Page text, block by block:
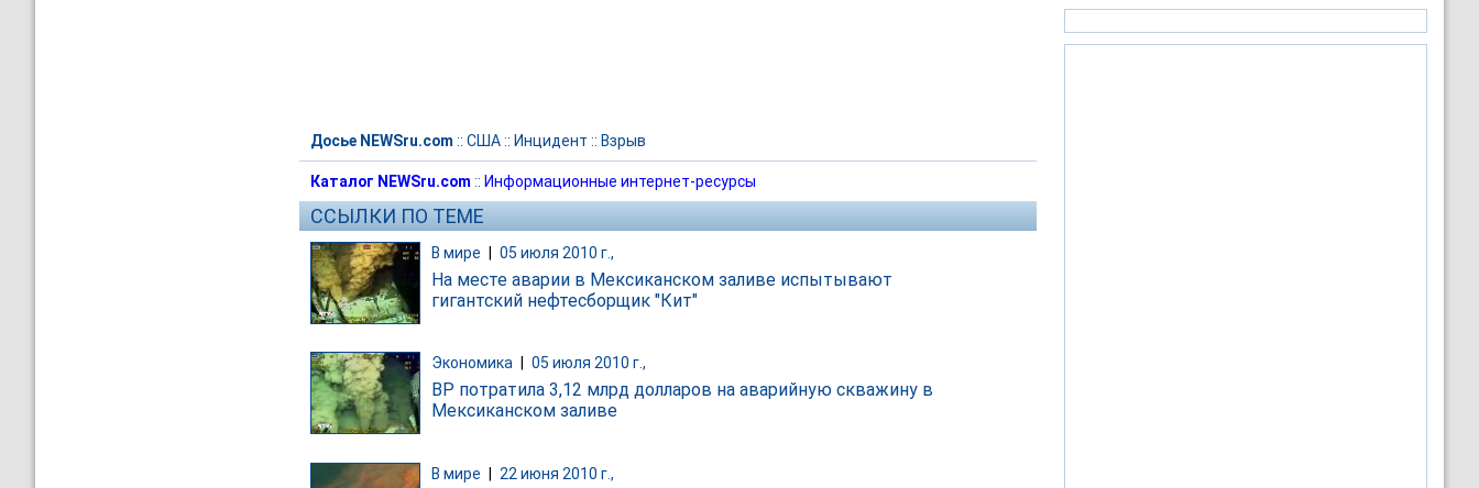
Досье NEWSru.com :: США:: Инцидент :: Взрыв
Каталог NEWSru.com :: Информационные интернет-ресурсы
ССЫЛКИ ПО ТЕМЕ
В мире 05 июля 2010 г.,
На месте аварии в Мексиканском заливе испытывают
гигантский нефтесборщик "Кит"
Экономика 05 июля 2010 г.,
BP потратила 3,12 млрд долларов на аварийную скважину в
Мексиканском заливе
В мире | 22 июня 2010 г.,